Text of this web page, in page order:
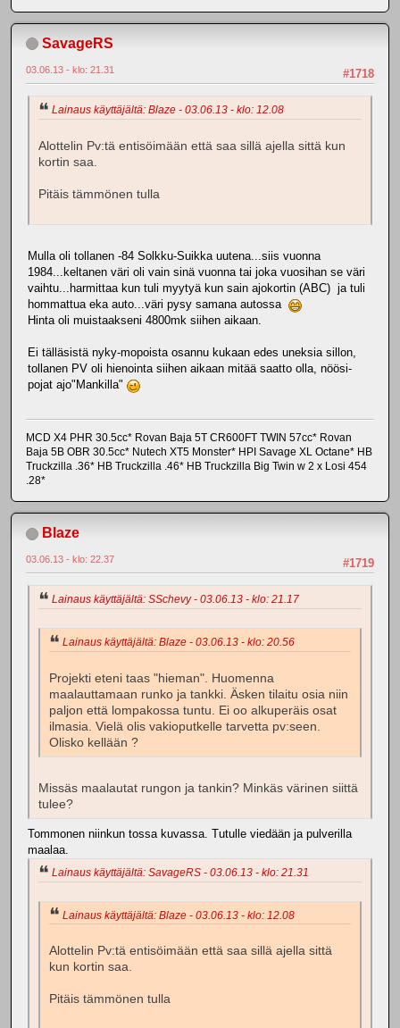
SavageRS
#1718
03.06.13 - klo: 21.31
Lainaus käyttäjältä: Blaze - 03.06.13 - klo: 12.08
Alottelin Pv:tä entisöimään että saa sillä ajella sittä kun
kortin saa.
Pitäis tämmönen tulla
Mulla oli tollanen -84 Solkku-Suikka uutena...siis vuonna
1984...keltanen väri oli vain sinä vuonna tai joka vuosihan se väri
vaihtu...harmittaa kun tuli myytyä kun sain ajokortin (ABC) ja tuli
hommattua eka auto...väri pysy samana autossa
Hinta oli muistaakseni 4800mk siihen aikaan.
Ei tälläsistä nyky-mopoista osannu kukaan edes uneksia sillon,
tollanen PV oli hienointa siihen aikaan mitää saatto olla, nöösi-
pojat ajo"Mankilla"
MCD X4 PHR 30.5cc* Rovan Baja 5T CR600FT TWIN 57cc* Rovan
Baja 5B OBR 30.5cc* Nutech XT5 Monster* HPI Savage XL Octane* HB
Truckzilla .36* HB Truckzilla .46* HB Truckzilla Big Twin w 2 x Losi 454
.28*
Blaze
#1719
03.06.13 - klo: 22.37
Lainaus käyttäjältä: SSchevy - 03.06.13 - klo: 21.17
Lainaus käyttäjältä: Blaze - 03.06.13 - klo: 20.56
Projekti eteni taas "hieman". Huomenna
maalauttamaan runko ja tankki. Äsken tilaitu osia niin
paljon että lompakossa tuntu. Ei oo alkuperäis osat
ilmasia. Vielä olis vakioputkelle tarvetta pv:seen.
Olisko kellään ?
Missäs maalautat rungon ja tankin? Minkäs värinen siittä
tulee?
Tommonen niinkun tossa kuvassa. Tutulle viedään ja pulverilla
maalaa.
Lainaus käyttäjältä: SavageRS - 03.06.13 - klo: 21.31
Lainaus käyttäjältä: Blaze - 03.06.13 - klo: 12.08
Alottelin Pv:tä entisöimään että saa sillä ajella sittä
kun kortin saa.
Pitäis tämmönen tulla